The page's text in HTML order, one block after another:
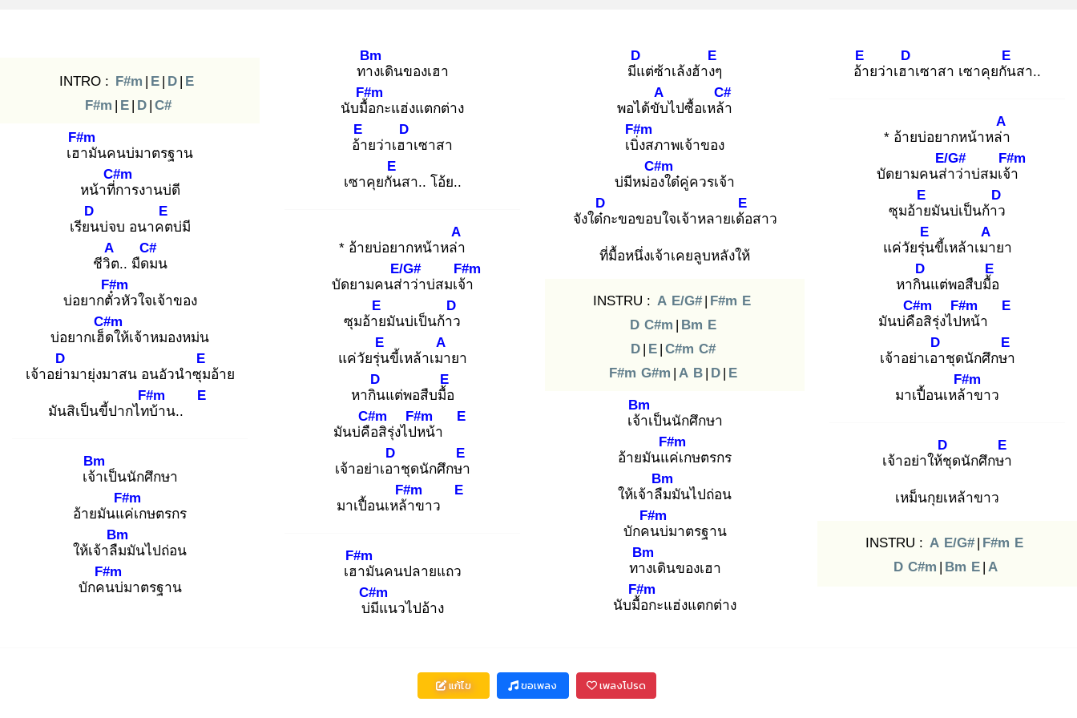
INTRO : F#m | E | D | E
F#m | E | D | C#
เฮา
F#m
มันคนบ่มาตรฐาน
หน้าที่ก
C#m
ารงานบ่ดี
เรียน
D
บ่จบ อนาคต
E
บ่มี
ชีวิต
A
.. มืดม
C#
น
บ่อยากตั๋ว
F#m
หัวใจเจ้าของ
บ่อยากเฮ็ด
C#m
ให้เจ้าหมองหม่น
เจ้าอย่า
D
มายุ่งมาสน อนอัวนำซุม
E
อ้าย
มันสิเป็นขี้ปากไทบ้
F#m
าน..
E
เจ้า
Bm
เป็นนักศึกษา
อ้ายมันแค่
F#m
เกษตรกร
ให้เจ้าลืม
Bm
มันไปถ่อน
บักคน
F#m
บ่มาตรฐาน
ทาง
Bm
เดินของเฮา
นับมื้อ
F#m
กะแฮ่งแตกต่าง
อ้า
E
ยว่าเฮา
D
เซาสา
เซาคุยกัน
E
สา.. โอ้ย..
* อ้ายบ่อยากหน้าหล่า
A
บัดยามคนส่า
E/G#
ว่าบ่สมเจ้า
F#m
ซุมอ้าย
E
มันบ่เป็นก้าว
D
แค่วัยรุ่น
E
ขี้เหล้าเมา
A
ยา
หากิน
D
แต่พอสืบมื้อ
E
มันบ่คือ
C#m
สิรุ่งไปห
F#m
น้า
E
เจ้าอย่าเอา
D
ชุดนักศึกษา
E
มาเปื้อนเหล้า
F#m
ขาว
E
เฮา
F#m
มันคนปลายแถว
บ่มี
C#m
แนวไปอ้าง
มีแ
D
ต่ซ้าเล้งฮ้างๆ
E
พอได้ขับ
A
ไปซื้อเหล้า
C#
เบิ่ง
F#m
สภาพเจ้าของ
บ่มีหม่อง
C#m
ใด๋คู่ควรเจ้า
จังใด๋ก
D
ะขอขอบใจเจ้าหลายเด้อ
E
สาว
ที่มื้อหนึ่งเจ้าเคยลูบหลังให้
INSTRU : A E/G# | F#m E
D C#m | Bm E
D | E | C#m C#
F#m G#m | A B | D | E
เจ้า
Bm
เป็นนักศึกษา
อ้ายมันแค่
F#m
เกษตรกร
ให้เจ้าลืม
Bm
มันไปถ่อน
บักคน
F#m
บ่มาตรฐาน
ทาง
Bm
เดินของเฮา
นับมื้อ
F#m
กะแฮ่งแตกต่าง
อ้า
E
ยว่าเฮา
D
เซาสา เซาคุยกัน
E
สา..
* อ้ายบ่อยากหน้าหล่า
A
บัดยามคนส่า
E/G#
ว่าบ่สมเจ้า
F#m
ซุมอ้าย
E
มันบ่เป็นก้าว
D
แค่วัยรุ่น
E
ขี้เหล้าเมา
A
ยา
หากิน
D
แต่พอสืบมื้อ
E
มันบ่คือ
C#m
สิรุ่งไปห
F#m
น้า
E
เจ้าอย่าเอา
D
ชุดนักศึกษา
E
มาเปื้อนเหล้า
F#m
ขาว
เจ้าอย่าให้ชุ
D
ดนักศึกษา
E
เหม็นกุยเหล้าขาว
INSTRU : A E/G# | F#m E
D C#m | Bm E | A
แก้ไข ขอเพลง เพลงโปรด